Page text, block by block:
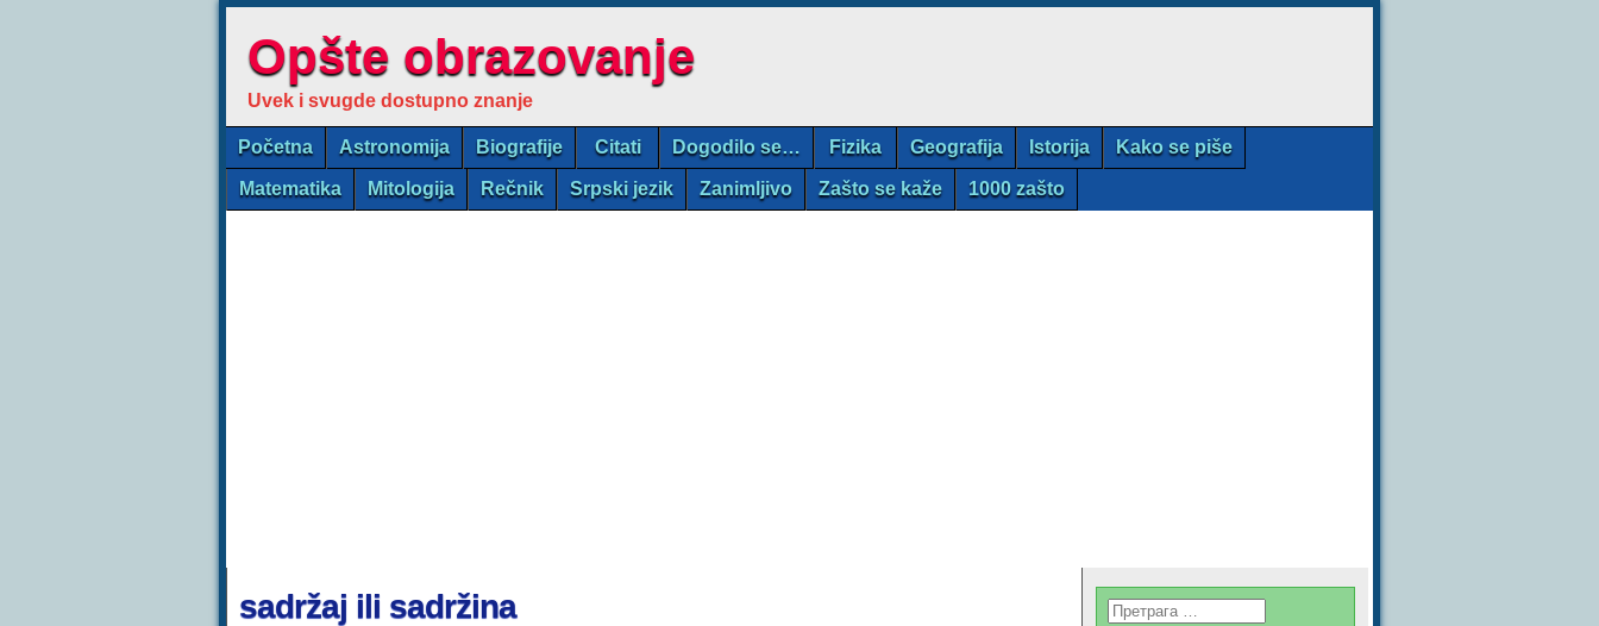
Opšte obrazovanje
Uvek i svugde dostupno znanje
Početna Astronomija Biografije Citati Dogodilo se… Fizika Geografija Istorija Kako se piše
Matematika Mitologija Rečnik Srpski jezik Zanimljivo Zašto se kaže 1000 zašto
sadržaj ili sadržina